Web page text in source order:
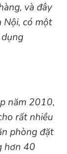
và đây
Nội, có một
năm 2010,
rất nhiều
phòng đặt
hơn 40